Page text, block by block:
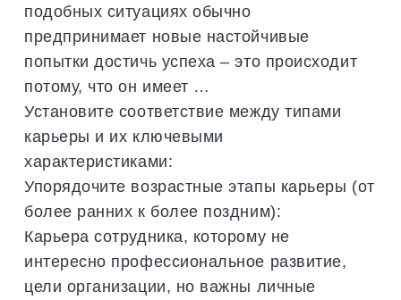
подобных ситуациях обычно
предпринимает новые настойчивые
попытки достичь успеха – это происходит
потому, что он имеет …
Установите соответствие между типами
карьеры и их ключевыми
характеристиками:
Упорядочите возрастные этапы карьеры (от
более ранних к более поздним):
Карьера сотрудника, которому не
интересно профессиональное развитие,
цели организации, но важны личные